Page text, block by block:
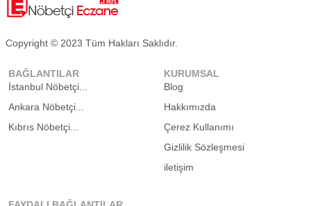
Copyright © 2023 Tüm Hakları Saklıdır.
BAĞLANTILAR
İstanbul Nöbetçi...
Ankara Nöbetçi...
Kıbrıs Nöbetçi...
KURUMSAL
Blog
Hakkımızda
Çerez Kullanımı
Gizlilik Sözleşmesi
iletişim